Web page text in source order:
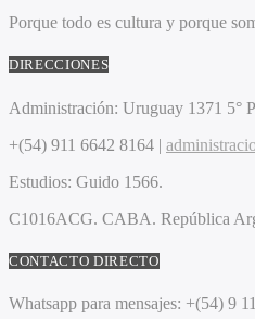
Porque todo es cultura y porque
DIRECCIONES
Administración: Uruguay 1371 5°
+(54) 911 6642 8164 |
Estudios: Guido 1566.
C1016ACG. CABA. República
CONTACTO DIRECTO
Whatsapp para mensajes: +(54) 9